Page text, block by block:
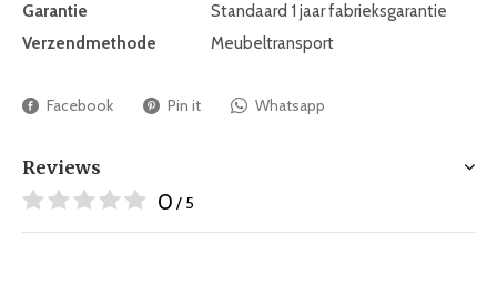
Garantie
Standaard 1 jaar fabrieksgarantie
Verzendmethode
Meubeltransport
Facebook Pin it Whatsapp
Reviews
0 / 5